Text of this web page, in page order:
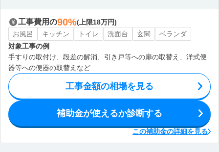
工事費用の90%(上限18万円)
お風呂
キッチン トイレ 洗面台 玄関
ベランダ
対象工事の例
手すりの取付け、段差の解消、引き戸等への扉の取替え、洋式便
器等への便器の取替えなど
工事金額の相場を見る
補助金が使えるか診断する
この補助金の詳細を見る